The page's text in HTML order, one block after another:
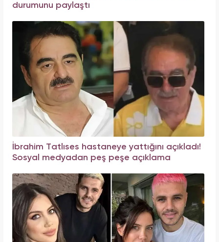
durumunu paylaştı
İbrahim Tatlıses hastaneye yattığını açıkladı!
Sosyal medyadan peş peşe açıklama